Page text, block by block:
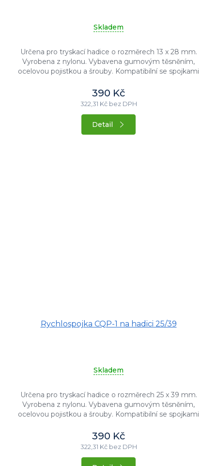
Skladem
Určena pro tryskací hadice o rozměrech 13 x 28 mm.
Vyrobena z nylonu. Vybavena gumovým těsněním,
ocelovou pojistkou a šrouby. Kompatibilní se spojkami
390 Kč
322,31 Kč bez DPH
Detail
Rychlospojka CQP-1 na hadici 25/39
Skladem
Určena pro tryskací hadice o rozměrech 25 x 39 mm.
Vyrobena z nylonu. Vybavena gumovým těsněním,
ocelovou pojistkou a šrouby. Kompatibilní se spojkami
390 Kč
322,31 Kč bez DPH